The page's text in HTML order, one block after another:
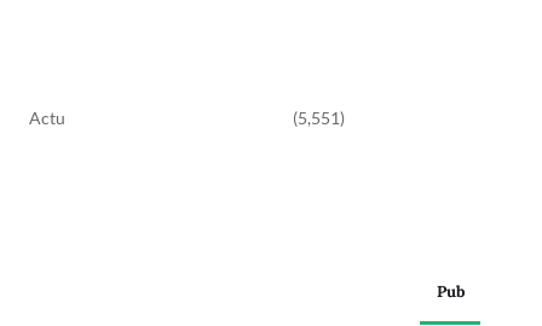
Actu (5,551)
Pub